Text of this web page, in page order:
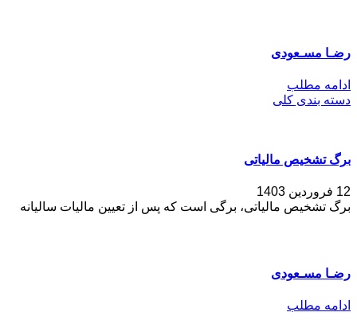
رضـا مسـعودی
ادامه مطلب
دسته بندی کلی
برگ تشخیص مالیاتی
12 فروردین 1403
برگ تشخیص مالیاتی، برگی است که پس از تعیین مالیات سالیانه
رضـا مسـعودی
ادامه مطلب